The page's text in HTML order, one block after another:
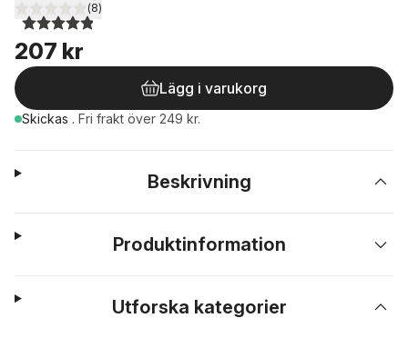
4,9utav 5 stjärnor. Totalt antal röster:
(8)
207 kr
Lägg i varukorg
Skickas . Fri frakt över 249 kr.
Beskrivning
Produktinformation
Utforska kategorier